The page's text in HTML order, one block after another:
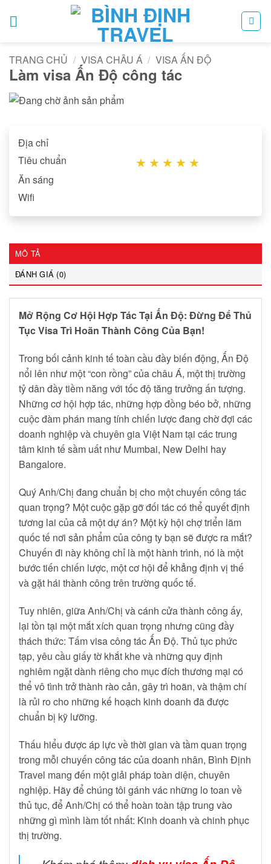
qua
TRANG CHỦ / VISA CHÂU Á / VISA ẤN ĐỘ
Làm visa Ấn Độ công tác
Địa chỉ
Tiêu chuẩn
★ ★ ★ ★ ★
Ăn sáng
Wifi
MÔ TẢ
ĐÁNH GIÁ (0)
Mở Rộng Cơ Hội Hợp Tác Tại Ấn Độ: Đừng Để Thủ
Tục Visa Trì Hoãn Thành Công Của Bạn!
Trong bối cảnh kinh tế toàn cầu đầy biến động, Ấn Độ
nổi lên như một “con rồng” của châu Á, một thị trường
tỷ dân đầy tiềm năng với tốc độ tăng trưởng ấn tượng.
Những cơ hội hợp tác, những hợp đồng béo bở, những
cuộc đàm phán mang tính chiến lược đang chờ đợi các
doanh nghiệp và chuyên gia Việt Nam tại các trung
tâm kinh tế sầm uất như Mumbai, New Delhi hay
Bangalore.
Quý Anh/Chị đang chuẩn bị cho một chuyến công tác
quan trọng? Một cuộc gặp gỡ đối tác có thể quyết định
tương lai của cả một dự án? Một kỳ hội chợ triển lãm
quốc tế nơi sản phẩm của công ty bạn sẽ được ra mắt?
Chuyến đi này không chỉ là một hành trình, nó là một
bước tiến chiến lược, một cơ hội để khẳng định vị thế
và gặt hái thành công trên trường quốc tế.
Tuy nhiên, giữa Anh/Chị và cánh cửa thành công ấy,
lại tồn tại một mắt xích quan trọng nhưng cũng đầy
thách thức: Tấm visa công tác Ấn Độ. Thủ tục phức
tạp, yêu cầu giấy tờ khắt khe và những quy định
nghiêm ngặt dành riêng cho mục đích thương mại có
thể vô tình trở thành rào cản, gây trì hoãn, và thậm chí
là rủi ro cho những kế hoạch kinh doanh đã được
chuẩn bị kỹ lưỡng.
Thấu hiểu được áp lực về thời gian và tầm quan trọng
trong mỗi chuyến công tác của doanh nhân, Bình Định
Travel mang đến một giải pháp toàn diện, chuyên
nghiệp. Hãy để chúng tôi gánh vác những lo toan về
thủ tục, để Anh/Chị có thể hoàn toàn tập trung vào
những gì mình làm tốt nhất: Kinh doanh và chinh phục
thị trường.